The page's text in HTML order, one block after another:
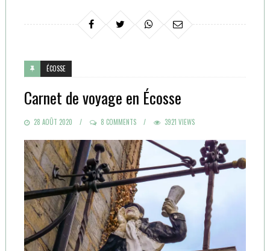
ÉCOSSE
Carnet de voyage en Écosse
POSTED
28 AOÛT 2020 8 COMMENTS 3921 VIEWS